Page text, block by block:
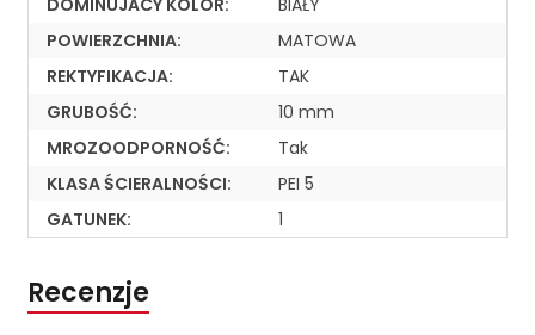
DOMINUJACY KOLOR:
BIAŁY
POWIERZCHNIA:
MATOWA
REKTYFIKACJA:
TAK
GRUBOŚĆ:
10 mm
MROZOODPORNOŚĆ:
Tak
KLASA ŚCIERALNOŚCI:
PEI 5
GATUNEK:
1
Recenzje